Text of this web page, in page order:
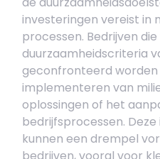
investeringen vereist in
processen. Bedrijven
duurzaamheidscriteria
geconfronteerd
implementeren van
oplossingen of het
bedrijfsprocessen.
kunnen een drempel